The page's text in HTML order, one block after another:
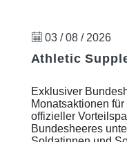
03 / 08 / 2026
Athletic
Exklusiver
Monatsaktionen
offizieller
Bundesheeres